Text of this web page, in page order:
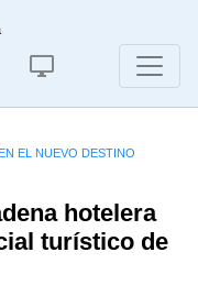
EL NUEVO DESTINO
hotelera
turístico de